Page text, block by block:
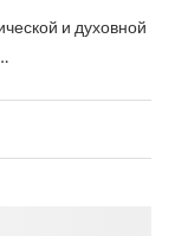
и духовной